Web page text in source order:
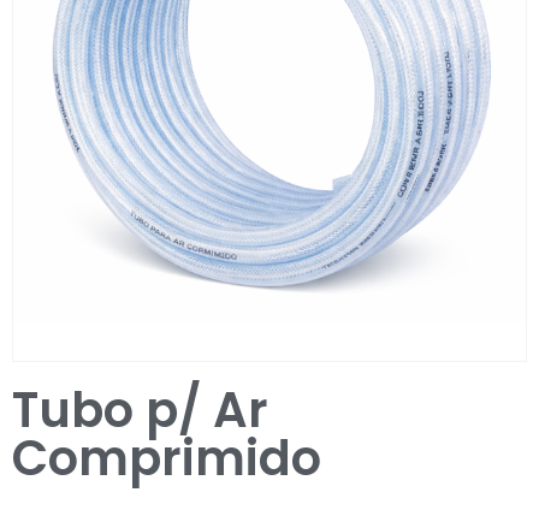
Entrar / Registar
Tubo p/ Ar
Comprimido